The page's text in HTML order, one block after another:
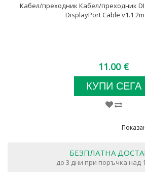
Кабел/преходник Кабел/преходник
DisplayPort Cable v1.1
11.00 €
КУПИ СЕГА
БЕЗПЛАТНА
до 3 дни при поръчка над